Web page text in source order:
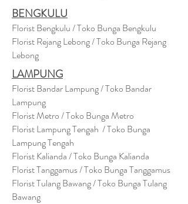
BENGKULU
Florist Bengkulu / Toko Bunga Bengkulu
Florist Rejang Lebong / Toko Bunga Rejang
Lebong
LAMPUNG
Florist Bandar Lampung / Toko Bandar
Lampung
Florist Metro / Toko Bunga Metro
Florist Lampung Tengah / Toko Bunga
Lampung Tengah
Florist Kalianda / Toko Bunga Kalianda
Florist Tanggamus / Toko Bunga Tanggamus
Florist Tulang Bawang / Toko Bunga Tulang
Bawang